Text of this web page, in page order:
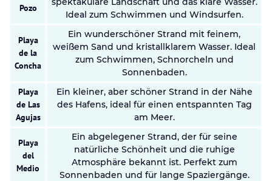
Pozo
Ideal zum Schwimmen und Windsurfen.
Playa
de la
Concha
Ein wunderschöner Strand mit feinem,
weißem Sand und kristallklarem Wasser. Ideal
zum Schwimmen, Schnorcheln und
Sonnenbaden.
Playa
de Las
Agujas
Ein kleiner, aber schöner Strand in der Nähe
des Hafens, ideal für einen entspannten Tag
am Meer.
Playa
del
Medio
Ein abgelegener Strand, der für seine
natürliche Schönheit und die ruhige
Atmosphäre bekannt ist. Perfekt zum
Sonnenbaden und für lange Spaziergänge.